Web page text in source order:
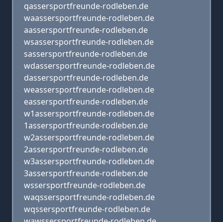
qassersportfreunde-rodleben.de
waassersportfreunde-rodleben.de
aassersportfreunde-rodleben.de
wsassersportfreunde-rodleben.de
sassersportfreunde-rodleben.de
wdassersportfreunde-rodleben.de
dassersportfreunde-rodleben.de
weassersportfreunde-rodleben.de
eassersportfreunde-rodleben.de
w1assersportfreunde-rodleben.de
1assersportfreunde-rodleben.de
w2assersportfreunde-rodleben.de
2assersportfreunde-rodleben.de
w3assersportfreunde-rodleben.de
3assersportfreunde-rodleben.de
wssersportfreunde-rodleben.de
waqssersportfreunde-rodleben.de
wqssersportfreunde-rodleben.de